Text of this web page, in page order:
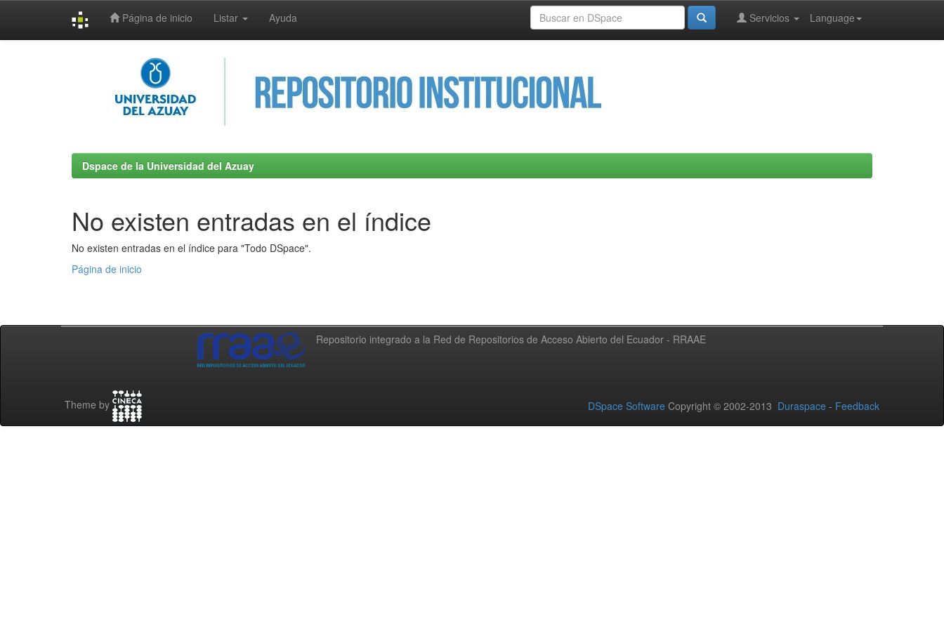
Página de inicio Listar Ayuda Language
Servicios
Dspace de la Universidad del Azuay
No existen entradas en el índice
No existen entradas en el índice para "Todo DSpace".
Página de inicio
Repositorio integrado a la Red de Repositorios de Acceso Abierto del Ecuador - RRAAE
Theme by DSpace Software Copyright © 2002-2013 Duraspace - Feedback